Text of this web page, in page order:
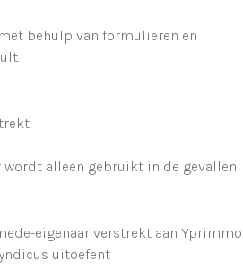
behulp van formulieren en
alleen gebruikt in de gevallen
eigenaar verstrekt aan Yprimmo
uitoefent